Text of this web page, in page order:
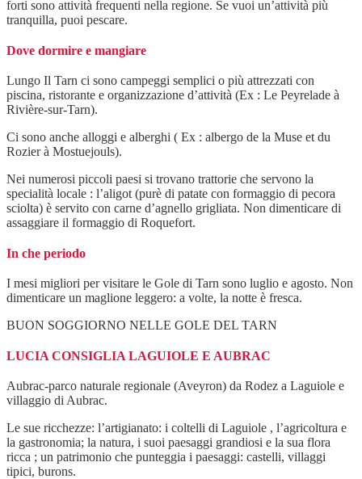
forti sono attività frequenti nella regione. Se vuoi un’attività più
tranquilla, puoi pescare.
Dove dormire e mangiare
Lungo Il Tarn ci sono campeggi semplici o più attrezzati con
piscina, ristorante e organizzazione d’attività (Ex : Le Peyrelade à
Rivière-sur-Tarn).
Ci sono anche alloggi e alberghi ( Ex : albergo de la Muse et du
Rozier à Mostuejouls).
Nei numerosi piccoli paesi si trovano trattorie che servono la
specialità locale : l’aligot (purè di patate con formaggio di pecora
sciolta) è servito con carne d’agnello grigliata. Non dimenticare di
assaggiare il formaggio di Roquefort.
In che periodo
I mesi migliori per visitare le Gole di Tarn sono luglio e agosto. Non
dimenticare un maglione leggero: a volte, la notte è fresca.
BUON SOGGIORNO NELLE GOLE DEL TARN
LUCIA CONSIGLIA LAGUIOLE E AUBRAC
Aubrac-parco naturale regionale (Aveyron) da Rodez a Laguiole e
villaggio di Aubrac.
Le sue ricchezze: l’artigianato: i coltelli di Laguiole , l’agricoltura e
la gastronomia; la natura, i suoi paesaggi grandiosi e la sua flora
ricca ; un patrimonio che punteggia i paesaggi: castelli, villaggi
tipici, burons.